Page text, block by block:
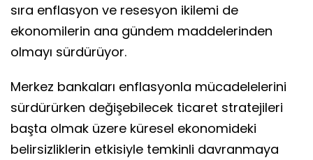
sıra enflasyon ve resesyon ikilemi de
ekonomilerin ana gündem maddelerinden
olmayı sürdürüyor.
Merkez bankaları enflasyonla mücadelelerini
sürdürürken değişebilecek ticaret stratejileri
başta olmak üzere küresel ekonomideki
belirsizliklerin etkisiyle temkinli davranmaya